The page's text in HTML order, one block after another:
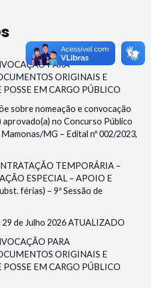
PARA
ORIGINAIS E
EM CARGO PÚBLICO
sobre nomeação e convocação
no Concurso Público
MG – Edital nº 002/2023,
TEMPORÁRIA –
ESPECIAL – APOIO E
férias) – 9ª Sessão de
de Julho 2026 ATUALIZADO
PARA
ORIGINAIS E
EM CARGO PÚBLICO